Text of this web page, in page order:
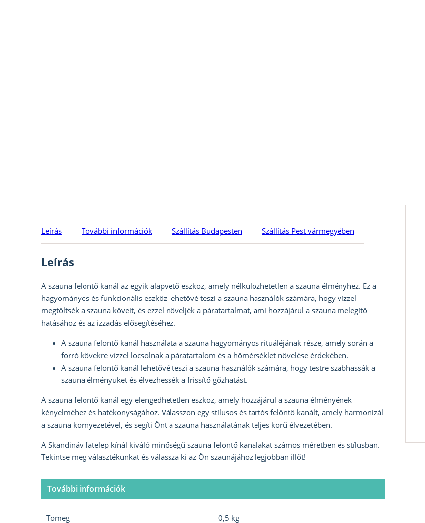
Leírás További információk Szállítás Budapesten Szállítás Pest vármegyében
Leírás
A szauna felöntő kanál az egyik alapvető eszköz, amely nélkülözhetetlen a szauna élményhez. Ez a
hagyományos és funkcionális eszköz lehetővé teszi a szauna használók számára, hogy vízzel
megtöltsék a szauna köveit, és ezzel növeljék a páratartalmat, ami hozzájárul a szauna melegítő
hatásához és az izzadás elősegítéséhez.
A szauna felöntő kanál használata a szauna hagyományos rituáléjának része, amely során a
forró kövekre vízzel locsolnak a páratartalom és a hőmérséklet növelése érdekében.
A szauna felöntő kanál lehetővé teszi a szauna használók számára, hogy testre szabhassák a
szauna élményüket és élvezhessék a frissítő gőzhatást.
A szauna felöntő kanál egy elengedhetetlen eszköz, amely hozzájárul a szauna élményének
kényelméhez és hatékonyságához. Válasszon egy stílusos és tartós felöntő kanált, amely harmonizál
a szauna környezetével, és segíti Önt a szauna használatának teljes körű élvezetében.
A Skandináv fatelep kínál kiváló minőségű szauna felöntő kanalakat számos méretben és stílusban.
Tekintse meg választékunkat és válassza ki az Ön szaunájához legjobban illőt!
További információk
Tömeg
0,5 kg